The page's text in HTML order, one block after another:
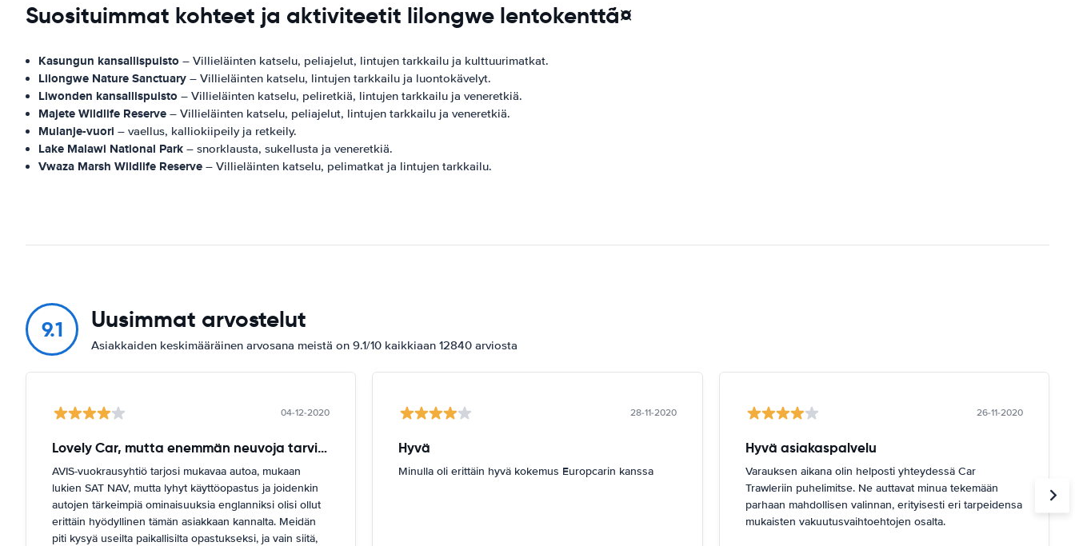
Suosituimmat kohteet ja aktiviteetit lilongwe lentokenttã¤
Kasungun kansallispuisto – Villieläinten katselu, peliajelut, lintujen tarkkailu ja kulttuurimatkat.
Lilongwe Nature Sanctuary – Villieläinten katselu, lintujen tarkkailu ja luontokävelyt.
Liwonden kansallispuisto – Villieläinten katselu, peliretkiä, lintujen tarkkailu ja veneretkiä.
Majete Wildlife Reserve – Villieläinten katselu, peliajelut, lintujen tarkkailu ja veneretkiä.
Mulanje-vuori – vaellus, kalliokiipeily ja retkeily.
Lake Malawi National Park – snorklausta, sukellusta ja veneretkiä.
Vwaza Marsh Wildlife Reserve – Villieläinten katselu, pelimatkat ja lintujen tarkkailu.
9.1 Uusimmat arvostelut
Asiakkaiden keskimääräinen arvosana meistä on 9.1/10 kaikkiaan 12840 arviosta
04-12-2020
Lovely Car, mutta enemmän neuvoja tarvitaan
AVIS-vuokrausyhtiö tarjosi mukavaa autoa, mukaan
lukien SAT NAV, mutta lyhyt käyttöopastus ja joidenkin
autojen tärkeimpiä ominaisuuksia englanniksi olisi ollut
erittäin hyödyllinen tämän asiakkaan kannalta. Meidän
piti kysyä useilta paikallisilta opastukseksi, ja vain siitä,
28-11-2020
Hyvä
Minulla oli erittäin hyvä kokemus Europcarin kanssa
26-11-2020
Hyvä asiakaspalvelu
Varauksen aikana olin helposti yhteydessä Car
Trawleriin puhelimitse. Ne auttavat minua tekemään
parhaan mahdollisen valinnan, erityisesti eri tarpeidensa
mukaisten vakuutusvaihtoehtojen osalta.